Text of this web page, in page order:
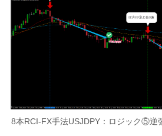
8本RCI-FX手法USJDPY：ロジック⑤